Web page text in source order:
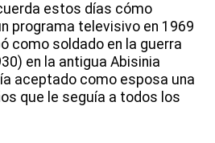
estos días cómo
programa televisivo en 1969
como soldado en la guerra
en la antigua Abisinia
aceptado como esposa una
que le seguía a todos los